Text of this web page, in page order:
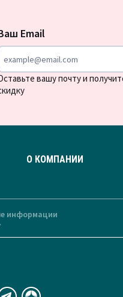
Email
вашу почту и
О КОМПАНИИ
информации